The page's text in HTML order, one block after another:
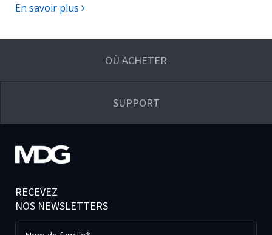
En savoir plus
OÙ ACHETER
SUPPORT
RECEVEZ
NOS NEWSLETTERS